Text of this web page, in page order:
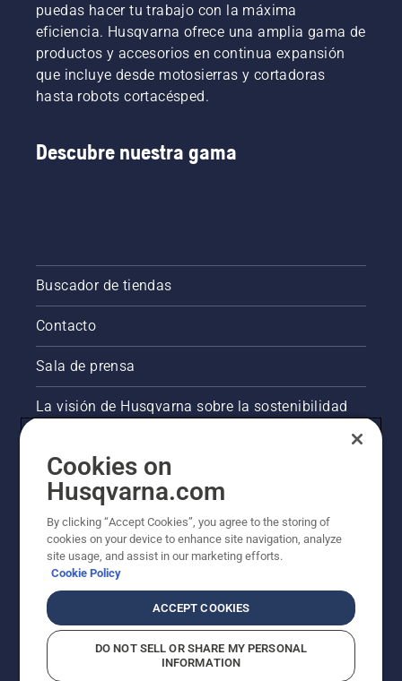
puedas hacer tu trabajo con la máxima
eficiencia. Husqvarna ofrece una amplia gama de
productos y accesorios en continua expansión
que incluye desde motosierras y cortadoras
hasta robots cortacésped.
Descubre nuestra gama
Buscador de tiendas
Contacto
Sala de prensa
La visión de Husqvarna sobre la sostenibilidad
Otros sitios de Husqvarna
Cookies on
Husqvarna.com
By clicking “Accept Cookies”, you agree to the storing of
cookies on your device to enhance site navigation, analyze
site usage, and assist in our marketing efforts.
Cookie Policy
ACCEPT COOKIES
DO NOT SELL OR SHARE MY PERSONAL
INFORMATION